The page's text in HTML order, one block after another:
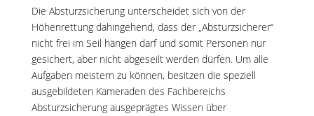
Die Absturzsicherung unterscheidet sich von der
Höhenrettung dahingehend, dass der „Absturzsicherer“
nicht frei im Seil hängen darf und somit Personen nur
gesichert, aber nicht abgeseilt werden dürfen. Um alle
Aufgaben meistern zu können, besitzen die speziell
ausgebildeten Kameraden des Fachbereichs
Absturzsicherung ausgeprägtes Wissen über